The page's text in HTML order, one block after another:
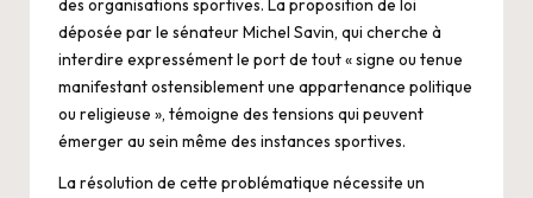
des organisations sportives. La proposition de loi
déposée par le sénateur Michel Savin, qui cherche à
interdire expressément le port de tout « signe ou tenue
manifestant ostensiblement une appartenance politique
ou religieuse », témoigne des tensions qui peuvent
émerger au sein même des instances sportives.
La résolution de cette problématique nécessite un